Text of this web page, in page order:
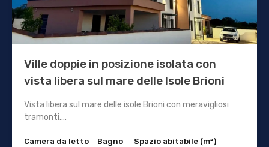
Ville doppie in posizione isolata con
vista libera sul mare delle Isole Brioni
Vista libera sul mare delle isole Brioni con meravigliosi
tramonti.…
Camera da letto
Bagno
Spazio abitabile (m²)